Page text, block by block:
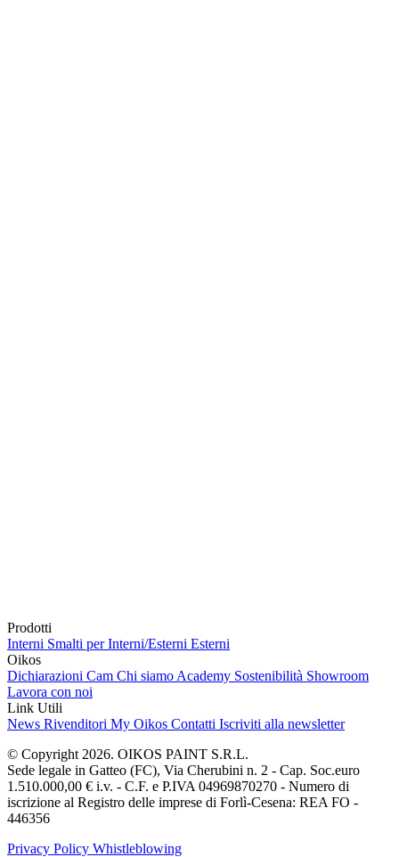
Prodotti
Interni Smalti per Interni/Esterni Esterni
Oikos
Dichiarazioni Cam Chi siamo Academy Sostenibilità Showroom
Lavora con noi
Link Utili
News Rivenditori My Oikos Contatti Iscriviti alla newsletter
© Copyright 2026. OIKOS PAINT S.R.L.
Sede legale in Gatteo (FC), Via Cherubini n. 2 - Cap. Soc.euro
1.510.000,00 € i.v. - C.F. e P.IVA 04969870270 - Numero di
iscrizione al Registro delle imprese di Forlì-Cesena: REA FO -
446356
Privacy Policy Whistleblowing